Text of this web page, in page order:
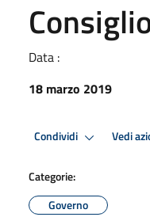
Data :
18 marzo 2019
Condividi Vedi
Categorie:
Governo